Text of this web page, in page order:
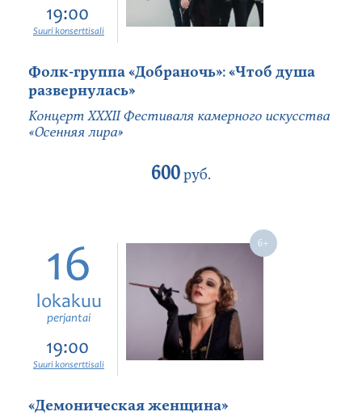
19:00
Suuri konserttisali
Фолк-группа «Добраночь»: «Чтоб душа
развернулась»
Концерт XXXII Фестиваля камерного искусства
«Осенняя лира»
600руб.
16
lokakuu
perjantai
19:00
Suuri konserttisali
«Демоническая женщина»